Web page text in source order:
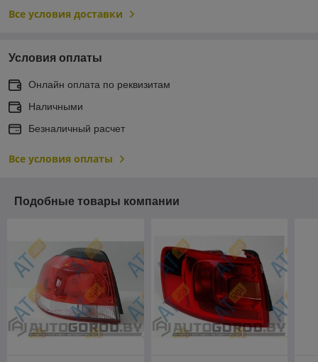
Все условия доставки
Условия оплаты
Онлайн оплата по реквизитам
Наличными
Безналичный расчет
Все условия оплаты
Подобные товары компании